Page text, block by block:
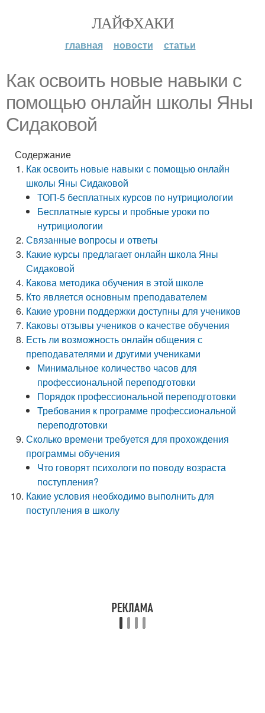
ЛАЙФХАКИ
главная новости статьи
Как освоить новые навыки с
помощью онлайн школы Яны
Сидаковой
Содержание
Как освоить новые навыки с помощью онлайн
школы Яны Сидаковой
ТОП-5 бесплатных курсов по нутрициологии
Бесплатные курсы и пробные уроки по
нутрициологии
Связанные вопросы и ответы
Какие курсы предлагает онлайн школа Яны
Сидаковой
Какова методика обучения в этой школе
Кто является основным преподавателем
Какие уровни поддержки доступны для учеников
Каковы отзывы учеников о качестве обучения
Есть ли возможность онлайн общения с
преподавателями и другими учениками
Минимальное количество часов для
профессиональной переподготовки
Порядок профессиональной переподготовки
Требования к программе профессиональной
переподготовки
Сколько времени требуется для прохождения
программы обучения
Что говорят психологи по поводу возраста
поступления?
Какие условия необходимо выполнить для
поступления в школу